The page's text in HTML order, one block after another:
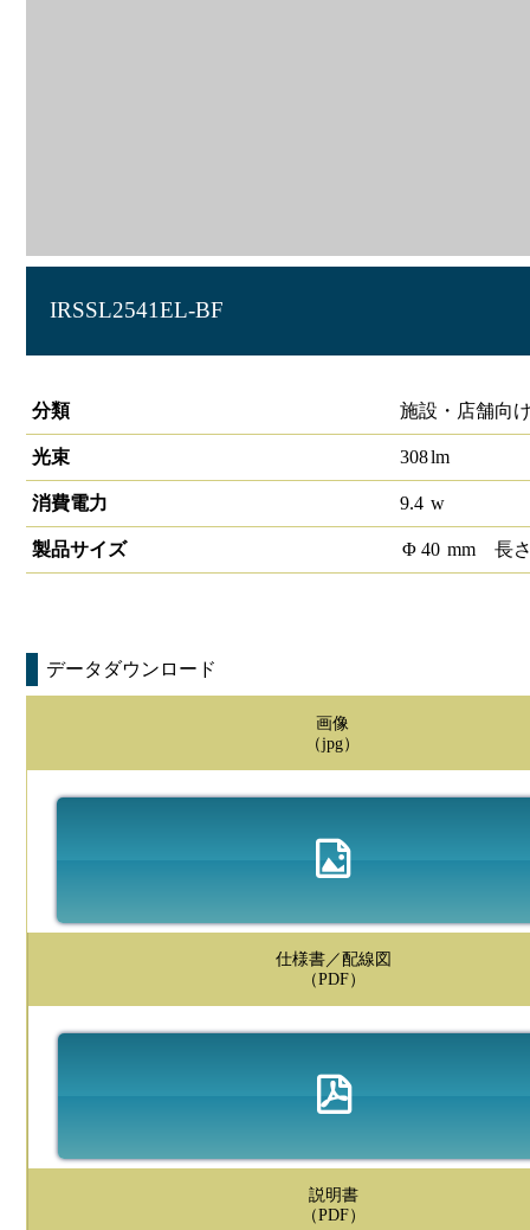
IRSSL2541EL-BF
分類
施設・店舗向
光束 308lm
消費電力 9.4 w
製品サイズ Φ 40 mm 長
データダウンロード
画像
（jpg）
仕様書／配線図
（PDF）
説明書
（PDF）